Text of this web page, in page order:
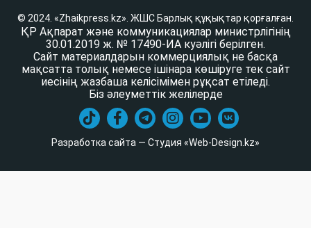
© 2024. «Zhaikpress.kz». ЖШС Барлық құқықтар қорғалған.
ҚР Ақпарат және коммуникациялар министрлігінің
30.01.2019 ж. № 17490-ИА куәлігі берілген.
Сайт материалдарын коммерциялық не басқа
мақсатта толық немесе ішінара көшіруге тек сайт
иесінің жазбаша келісімімен рұқсат етіледі.
Біз әлеуметтік желілерде
Разработка сайта — Студия «Web-Design.kz»